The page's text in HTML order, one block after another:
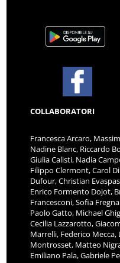
COLLABORATORI
Francesca Arcaro,
Nadine Blanc, Riccardo
Giulia Calisti, Nadia
Filippo Clermont, Carol
Dufour, Christian
Enrico Formento Dojot,
Francesconi, Sofia
Paolo Gatto, Michael
Cecilia Lazzarotto,
Marrelli, Federico
Montrosset, Matteo
Emiliano Pala, Gabriele